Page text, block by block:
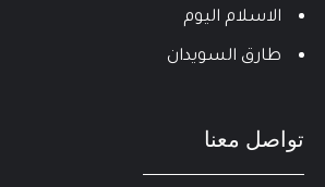
الاسلام اليوم
طارق السويدان
تواصل معنا